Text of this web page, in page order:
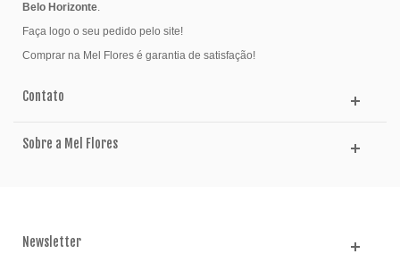
Belo Horizonte.
Faça logo o seu pedido pelo site!
Comprar na Mel Flores é garantia de satisfação!
Contato
Sobre a Mel Flores
Newsletter